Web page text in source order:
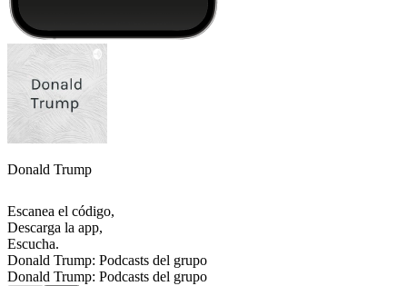
Donald Trump
Escanea el código,
Descarga la app,
Escucha.
Donald Trump: Podcasts del grupo
Donald Trump: Podcasts del grupo